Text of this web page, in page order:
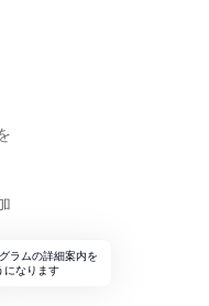
ラムの詳細案内を
になります